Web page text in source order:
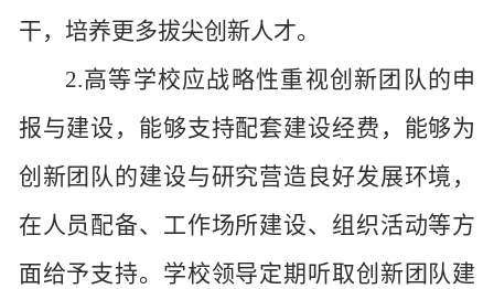
干，培养更多拔尖创新人才。
2.高等学校应战略性重视创新团队的申
报与建设，能够支持配套建设经费，能够为
创新团队的建设与研究营造良好发展环境，
在人员配备、工作场所建设、组织活动等方
面给予支持。学校领导定期听取创新团队建